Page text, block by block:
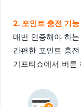
2. 포인트 충전 기능
매번 인증해야 하
간편한 포인트 충
기프티쇼에서 버튼